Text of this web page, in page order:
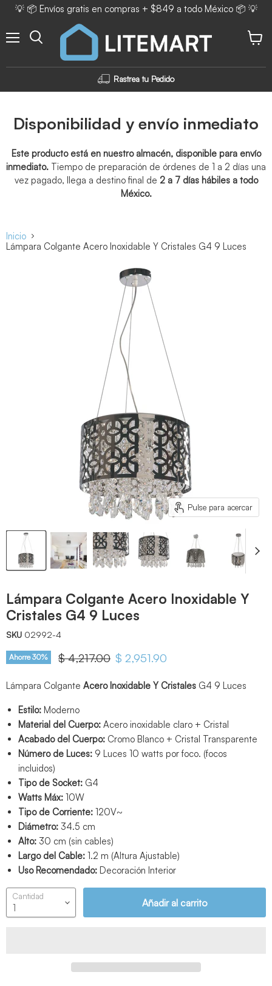
💡 📦 Envíos gratis en compras + $849 a todo México 📦 💡
Rastrea tu Pedido
Disponibilidad y envío inmediato
Este producto está en nuestro almacén, disponible para envío
inmediato. Tiempo de preparación de órdenes de 1 a 2 días una
vez pagado, llega a destino final de 2 a 7 días hábiles a todo
México.
Inicio
Lámpara Colgante Acero Inoxidable Y Cristales G4 9 Luces
Pulse para acercar
Lámpara Colgante Acero Inoxidable Y
Cristales G4 9 Luces
SKU 02992-4
Ahorre30% Precio original
$ 4,217.00 Precio actual
$ 2,951.90
Lámpara Colgante Acero Inoxidable Y Cristales G4 9 Luces
Estilo: Moderno
Material del Cuerpo: Acero inoxidable claro + Cristal
Acabado del Cuerpo: Cromo Blanco + Cristal Transparente
Número de Luces: 9 Luces 10 watts por foco. (focos
incluidos)
Tipo de Socket: G4
Watts Máx: 10W
Tipo de Corriente: 120V~
Diámetro: 34.5 cm
Alto: 30 cm (sin cables)
Largo del Cable: 1.2 m (Altura Ajustable)
Uso Recomendado: Decoración Interior
Cantidad
Añadir al carrito